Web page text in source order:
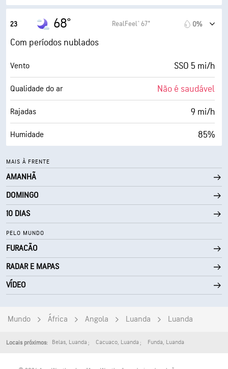
Ponto de orvalho
AccuLumen Brightness Index™
Cobertura de nuvens 41%
Visibilidade 5 milhas
Teto de nuvens 30000 pés
23 68° RealFeel® 67° 0%
Com períodos nublados
Vento SSO 5 mi/h
Qualidade do ar Não é saudável
Rajadas 9 mi/h
Humidade 85%
Ponto de orvalho
AccuLumen Brightness Index™ 0 (Escuro)
Cobertura de nuvens 60%
Visibilidade 5 milhas
Teto de nuvens 1900 pés
MAIS À FRENTE
AMANHÃ
DOMINGO
10 DIAS
PELO MUNDO
FURACÃO
RADAR E MAPAS
VÍDEO
Mundo África Angola Luanda Luanda
Locais próximos: Belas, Luanda Cacuaco, Luanda Funda, Luanda